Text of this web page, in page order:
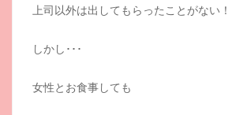
上司以外は出してもらったことがない！
しかし･･･
女性とお食事しても